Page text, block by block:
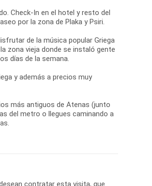
Check-In en el hotel y resto del
por la zona de Plaka y Psiri.
de la música popular Griega
zona vieja donde se instaló gente
días de la semana.
y además a precios muy
más antiguos de Atenas (junto
del metro o llegues caminando a
contratar esta visita, que